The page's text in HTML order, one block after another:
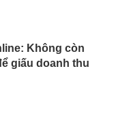
Không còn
giấu doanh thu